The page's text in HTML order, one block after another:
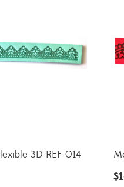
3D-REF 014
$